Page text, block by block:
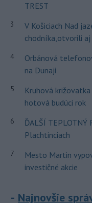
TREST
3
V Košiciach Nad
chodníka,otvorili
4
Orbánová
na Dunaji
5
Kruhová
hotová budúci rok
6
ĎALŠÍ TEPLOTNÝ
Plachtinciach
7
Mesto Martin
investičné akcie
Najnovšie